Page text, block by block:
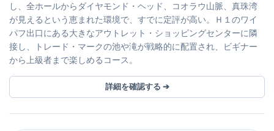
し、全ホールからダイヤモンド・ヘッド、コオラウ山脈、真珠湾
が見えるという恵まれた環境で、すでに定評が高い。Ｈ１のワイ
パフ出口にある大きなアウトレット・ショッピングセンターに隣
接し、トレード・マークの池や滝が戦略的に配置され、ビギナー
から上級者まで楽しめるコース。
詳細を確認する ➔